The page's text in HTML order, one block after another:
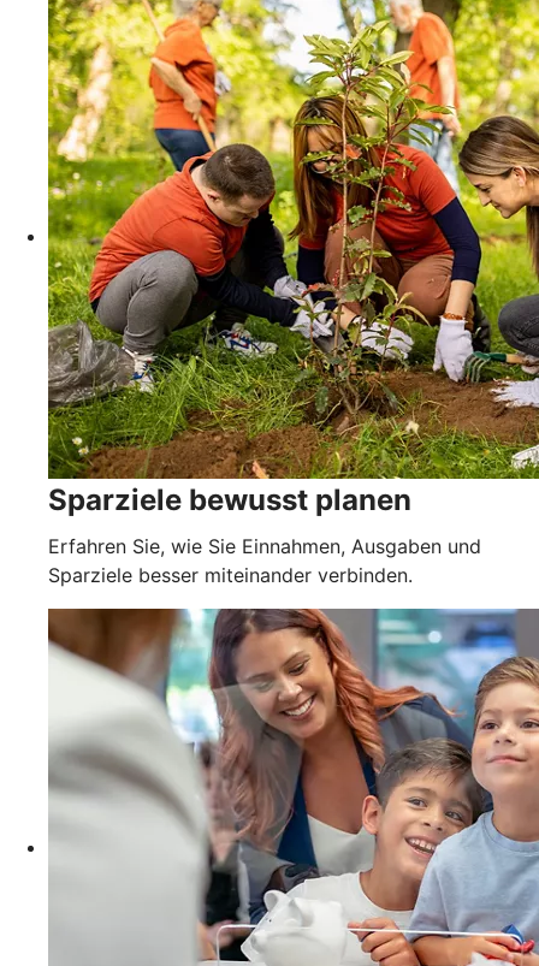
Sparziele bewusst planen
Erfahren Sie, wie Sie Einnahmen, Ausgaben und
Sparziele besser miteinander verbinden.